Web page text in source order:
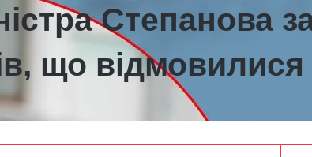
Степанова
що відмовилися